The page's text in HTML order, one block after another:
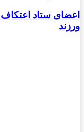
اعضای ستاد
ورزند